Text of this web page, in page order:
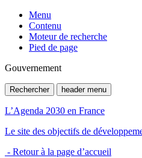
Menu
Contenu
Moteur de recherche
Pied de page
Gouvernement
Rechercher header menu
L’Agenda 2030 en France
Le site des objectifs de
- Retour à la page d’accueil